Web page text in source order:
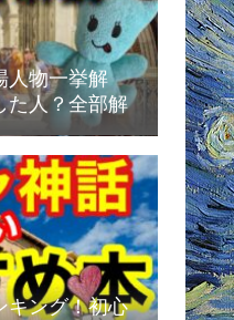
人物一挙解
た人？全部解
キング！初心